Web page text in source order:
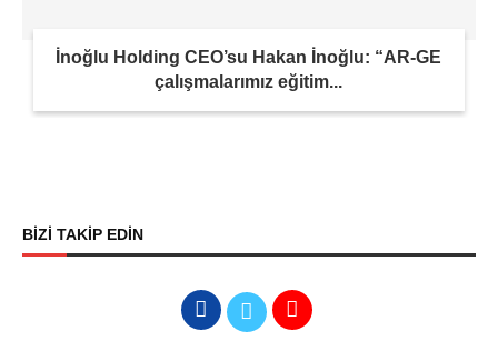
İnoğlu Holding CEO’su Hakan İnoğlu: “AR-GE
çalışmalarımız eğitim...
BİZİ TAKİP EDİN